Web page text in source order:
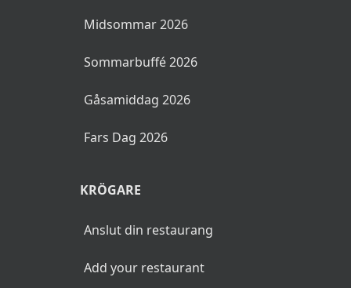
Midsommar 2026
Sommarbuffé 2026
Gåsamiddag 2026
Fars Dag 2026
KRÖGARE
Anslut din restaurang
Add your restaurant